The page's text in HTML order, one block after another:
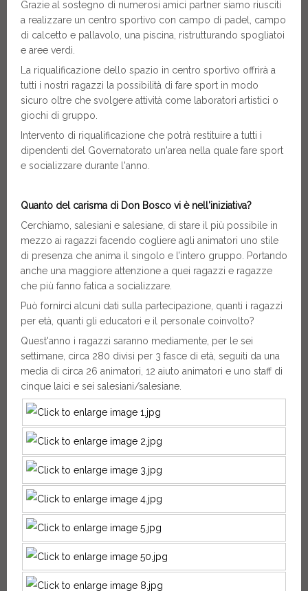
Grazie al sostegno di numerosi amici partner siamo riusciti
a realizzare un centro sportivo con campo di padel, campo
di calcetto e pallavolo, una piscina, ristrutturando spogliatoi
e aree verdi.
La riqualificazione dello spazio in centro sportivo offrirà a
tutti i nostri ragazzi la possibilità di fare sport in modo
sicuro oltre che svolgere attività come laboratori artistici o
giochi di gruppo.
Intervento di riqualificazione che potrà restituire a tutti i
dipendenti del Governatorato un'area nella quale fare sport
e socializzare durante l'anno.
Quanto del carisma di Don Bosco vi è nell'iniziativa?
Cerchiamo, salesiani e salesiane, di stare il più possibile in
mezzo ai ragazzi facendo cogliere agli animatori uno stile
di presenza che anima il singolo e l’intero gruppo. Portando
anche una maggiore attenzione a quei ragazzi e ragazze
che più fanno fatica a socializzare.
Può fornirci alcuni dati sulla partecipazione, quanti i ragazzi
per età, quanti gli educatori e il personale coinvolto?
Quest'anno i ragazzi saranno mediamente, per le sei
settimane, circa 280 divisi per 3 fasce di età, seguiti da una
media di circa 26 animatori, 12 aiuto animatori e uno staff di
cinque laici e sei salesiani/salesiane.